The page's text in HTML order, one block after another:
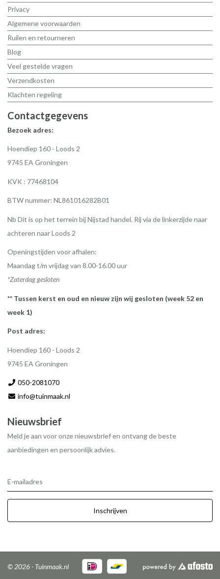
Privacy
Algemene voorwaarden
Ruilen en retourneren
Blog
Veel gestelde vragen
Verzendkosten
Klachten regeling
Contactgegevens
Bezoek adres:
Hoendiep 160 - Loods 2
9745 EA Groningen
KVK : 77468104
BTW nummer: NL861016282B01
Nb Dit is op het terrein bij Nijstad handel. Rij via de linkerzijde naar
achteren naar Loods 2
Openingstijden voor afhalen:
Maandag t/m vrijdag van 8.00-16.00 uur
*Zaterdag gesloten
** Tussen kerst en oud en nieuw zijn wij gesloten (week 52 en
week 1)
Post adres:
Hoendiep 160 - Loods 2
9745 EA Groningen
050-2081070
info@tuinmaak.nl
Nieuwsbrief
Meld je aan voor onze nieuwsbrief en ontvang de beste
aanbiedingen en persoonlijk advies.
E-mailadres
Inschrijven
© 2026 - Tuinmaak.nl